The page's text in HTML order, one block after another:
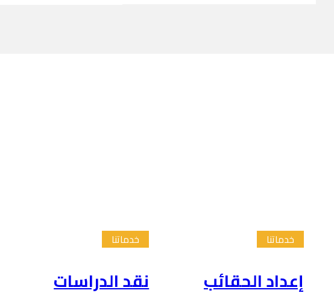
خدماتنا
إعداد الحقائب
خدماتنا
نقد الدراسات